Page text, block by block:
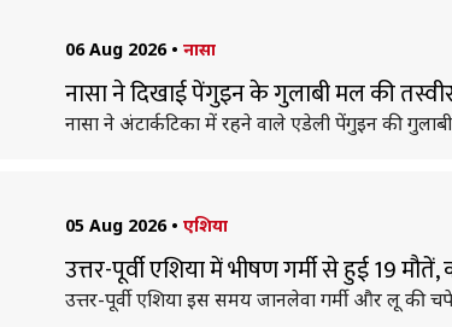
06 Aug 2026 • नासा
नासा ने दिखाई पेंगुइन के गुलाबी मल की
नासा ने अंटार्कटिका में रहने वाले एडेली पेंगुइन की
05 Aug 2026 • एशिया
उत्तर-पूर्वी एशिया में भीषण गर्मी से हुई 19
उत्तर-पूर्वी एशिया इस समय जानलेवा गर्मी और लू की